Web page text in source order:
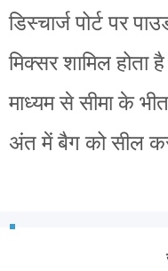
डिस्चार्ज पोर्ट पर
मिक्सर शामिल
माध्यम से सीमा के
अंत में बैग को सील कर